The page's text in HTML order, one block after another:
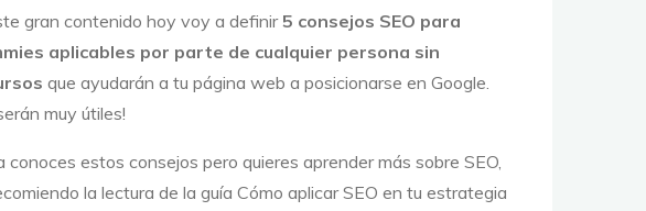
gran contenido hoy voy a definir5 consejos SEO para
aplicables por parte de cualquier persona sin
que ayudarán a tu página web a posicionarse en Google.
muy útiles!
conoces estos consejos pero quieres aprender más sobre SEO,
la lectura de la guía Cómo aplicar SEO en tu estrategia